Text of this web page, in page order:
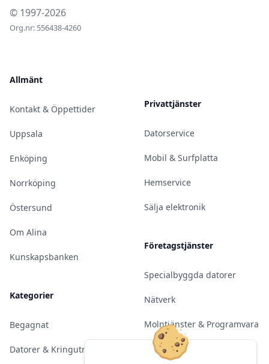
© 1997-2026
Org.nr: 556438-4260
Allmänt
Kontakt & Öppettider
Uppsala
Enköping
Norrköping
Östersund
Om Alina
Kunskapsbanken
Kategorier
Begagnat
Datorer & Kringutrustning
Privattjänster
Datorservice
Mobil & Surfplatta
Hemservice
Sälja elektronik
Företagstjänster
Specialbyggda datorer
Nätverk
Molntjänster & Programvara
Server & Backup